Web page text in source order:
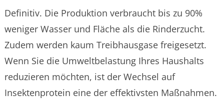
Definitiv. Die Produktion verbraucht bis zu 90%
weniger Wasser und Fläche als die Rinderzucht.
Zudem werden kaum Treibhausgase freigesetzt.
Wenn Sie die Umweltbelastung Ihres Haushalts
reduzieren möchten, ist der Wechsel auf
Insektenprotein eine der effektivsten Maßnahmen.